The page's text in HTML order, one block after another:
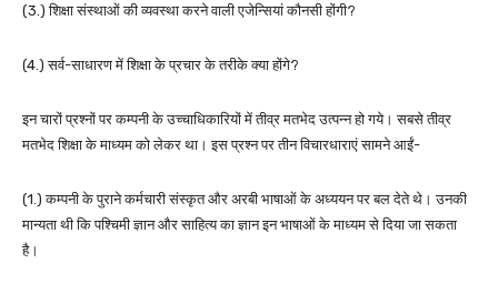
(3.) शिक्षा संस्थाओं की व्यवस्था करने वाली एजेन्सियां कौनसी होंगी?
(4.) सर्व-साधारण में शिक्षा के प्रचार के तरीके क्या होंगे?
इन चारों प्रश्नों पर कम्पनी के उच्चाधिकारियों में तीव्र मतभेद उत्पन्न हो गये। सबसे तीव्र
मतभेद शिक्षा के माध्यम को लेकर था। इस प्रश्न पर तीन विचारधाराएं सामने आईं-
(1.) कम्पनी के पुराने कर्मचारी संस्कृत और अरबी भाषाओं के अध्ययन पर बल देते थे। उनकी
मान्यता थी कि पश्चिमी ज्ञान और साहित्य का ज्ञान इन भाषाओं के माध्यम से दिया जा सकता
है।